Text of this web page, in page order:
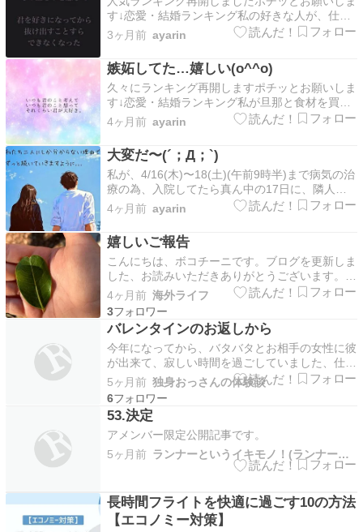
す↓恋愛・結婚ランキング私の好きな人が、仕事
現場で足の怪我の処置で緊急入院し13針縫って
松葉杖で、帰ってきたみたいやから私の事で頭
が、いっぱいいっぱいでウロウロするから怪我の
所が、悪化して…おばちゃんにバカとちゃうかっ
て言われ…4/3…
3ヶ月前 ayarin
嫉妬してた…嬉しい(o^^o)
久々にランキング再開しますポチッとお願いしま
す↓恋愛・結婚ランキング私が旦那と食材を買い
に行く時に、好きな人と同僚(後輩)がおばちゃん
家に来てて好きな人が、ベランダが隙間空いてる
から覗いて私と旦那が買い物に行ってるのを見た
みたいですおばちゃんに言ってたみたいなんです
が仲良さそう…
4ヶ月前 ayarin
大変だ〜(´；Д；`)
私が、4/16(木)〜18(土)(午前9時半)まで病気の治
療の為、入院してたら真ん中の17日に、隣人の
おばちゃんから報告受けたんですが、私の好きな
人が仕事中に、上から落下してきた何かに当たっ
て怪我をして、入院したみたいですあちゃ〜大変
だ〜おばちゃんから聞くところによるとアキレ
ス…
4ヶ月前 ayarin
嬉しいご報告
こんにちは、ボコチーニです。ブログを更新しま
した、お読みいただきありがとうございます。
【アレっ子】触れるだけで腫れていた娘が、エピ
ペンを卒業しました｜海外で3児を育てる限界ワ
ンオペマミー前置きです。 結局ね、自分の機嫌
を自分で取ってない蟠り（わだかまり）を旦那へ
の八つ当たりする…
4ヶ月前 海外ライフ
3
バレンタインのお返しから
今年になってから、バタバタとお相手の女性に彼
が出来て、寂しい時間を過ごしていました、仕事
が忙しくなったのもだけどね、そんな時、他社の
お得意様の女性社員から、みんなに義理チョコが
配られたんです、その時は何気なく受け取ったの
だけれど、いつも、仲良くしてくれる娘がいたら
彼女くらいだろ…
5ヶ月前 独身おっさんの体験談
6
53.決定
アメンバー限定公開記事です。
5ヶ月前
ランナーというイキモノ！(ランナーさんのいうことにゃ)
長時間フライトを快適に過ごす10の方法
【エコノミー対策】